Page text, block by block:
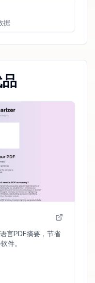
据
言PDF摘要，节省
件。